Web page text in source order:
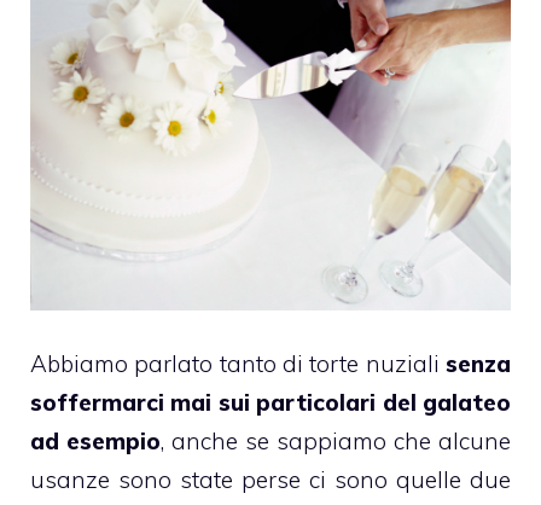
Abbiamo parlato tanto ditorte nuziali senza
soffermarci mai sui particolari del galateo
ad esempio, anche se sappiamo che alcune
usanze sono state perse ci sono quelle due